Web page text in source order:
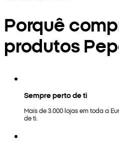
Porquê
produtos
Sempre perto de ti
Mais de 3.000 lojas em toda a
de ti.